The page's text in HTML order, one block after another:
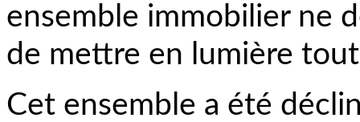
ensemble immobilier ne
de mettre en lumière
Cet ensemble a été